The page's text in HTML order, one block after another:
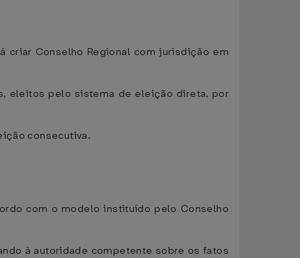
criar Conselho Regional com jurisdição em
eleitos pelo sistema de eleição direta, por
consecutiva.
com o modelo instituído pelo Conselho
à autoridade competente sobre os fatos